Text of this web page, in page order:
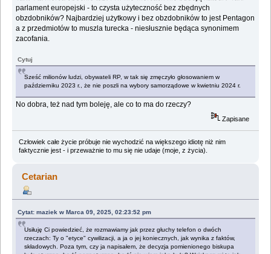
parlament europejski - to czysta użyteczność bez zbędnych
obzdobników? Najbardziej użytkowy i bez obzdobników to jest Pentagon
a z przedmiotów to muszla turecka - niesłusznie będąca synonimem
zacofania.
Cytuj
Sześć milionów ludzi, obywateli RP, w tak się zmęczyło głosowaniem w
październiku 2023 r., że nie poszli na wybory samorządowe w kwietniu 2024 r.
No dobra, też nad tym boleję, ale co to ma do rzeczy?
Zapisane
Człowiek całe życie próbuje nie wychodzić na większego idiotę niż nim
faktycznie jest - i przeważnie to mu się nie udaje (moje, z życia).
Cetarian
Cytat: maziek w Marca 09, 2025, 02:23:52 pm
Usiłuję Ci powiedzieć, że rozmawiamy jak przez głuchy telefon o dwóch
rzeczach: Ty o "etyce" cywilizacji, a ja o jej koniecznych, jak wynika z faktów,
składowych. Poza tym, czy ja napisałem, że decyzja pomienionego biskupa